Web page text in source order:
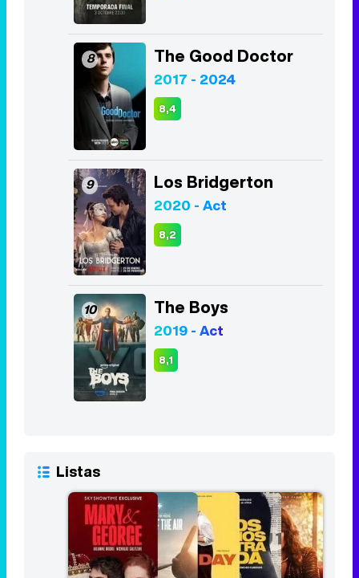
8 The Good Doctor
2017 - 2024
8,4
9 Los Bridgerton
2020 - Act
8,2
10 The Boys
2019 - Act
8,1
Listas